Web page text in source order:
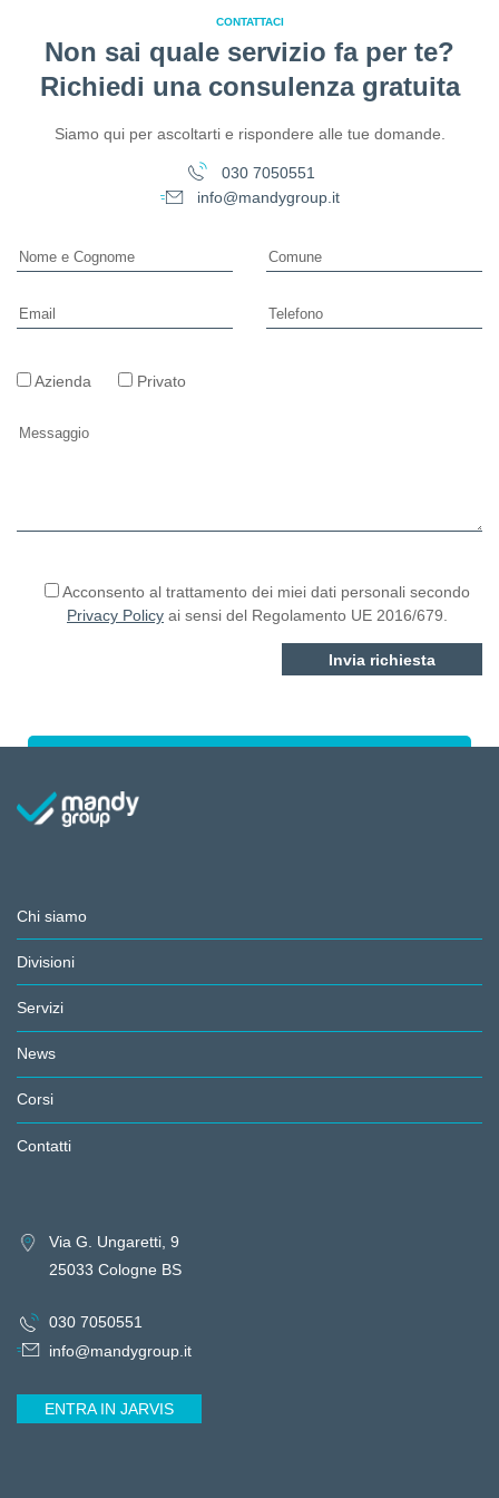
Scopri di più
CONTATTACI
Non sai quale servizio fa per te?
Richiedi una consulenza gratuita
Siamo qui per ascoltarti e rispondere alle tue domande.
030 7050551
info@mandygroup.it
Azienda Privato
Acconsento al trattamento dei miei dati personali secondo
Privacy Policy ai sensi del Regolamento UE 2016/679.
Chi siamo
Divisioni
Servizi
News
Corsi
Contatti
Via G. Ungaretti, 9
25033 Cologne BS
030 7050551
info@mandygroup.it
ENTRA IN JARVIS